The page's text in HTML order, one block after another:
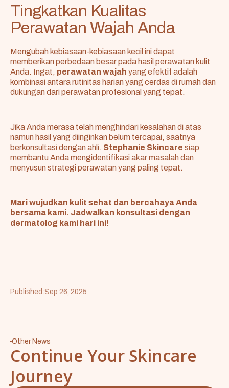
Tingkatkan Kualitas
Perawatan Wajah Anda
Mengubah kebiasaan-kebiasaan kecil ini dapat
memberikan perbedaan besar pada hasil perawatan kulit
Anda. Ingat, perawatan wajah yang efektif adalah
kombinasi antara rutinitas harian yang cerdas di rumah dan
dukungan dari perawatan profesional yang tepat.
Jika Anda merasa telah menghindari kesalahan di atas
namun hasil yang diinginkan belum tercapai, saatnya
berkonsultasi dengan ahli. Stephanie Skincare siap
membantu Anda mengidentifikasi akar masalah dan
menyusun strategi perawatan yang paling tepat.
Mari wujudkan kulit sehat dan bercahaya Anda
bersama kami. Jadwalkan konsultasi dengan
dermatolog kami hari ini!
Published:Sep 26, 2025
Other News
Continue Your Skincare
Journey